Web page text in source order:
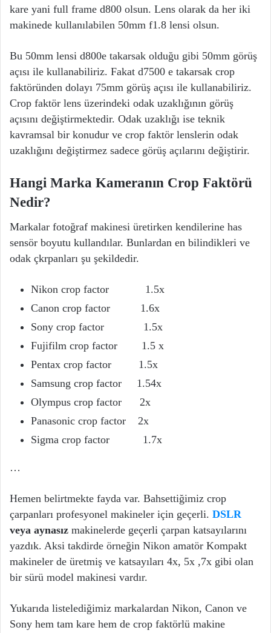
kare yani full frame d800 olsun. Lens olarak da her iki
makinede kullanılabilen 50mm f1.8 lensi olsun.
Bu 50mm lensi d800e takarsak olduğu gibi 50mm görüş
açısı ile kullanabiliriz. Fakat d7500 e takarsak crop
faktöründen dolayı 75mm görüş açısı ile kullanabiliriz.
Crop faktör lens üzerindeki odak uzaklığının görüş
açısını değiştirmektedir. Odak uzaklığı ise teknik
kavramsal bir konudur ve crop faktör lenslerin odak
uzaklığını değiştirmez sadece görüş açılarını değiştirir.
Hangi Marka Kameranın Crop Faktörü
Nedir?
Markalar fotoğraf makinesi üretirken kendilerine has
sensör boyutu kullandılar. Bunlardan en bilindikleri ve
odak çkrpanları şu şekildedir.
Nikon crop factor 1.5x
Canon crop factor 1.6x
Sony crop factor 1.5x
Fujifilm crop factor 1.5 x
Pentax crop factor 1.5x
Samsung crop factor 1.54x
Olympus crop factor 2x
Panasonic crop factor 2x
Sigma crop factor 1.7x
…
Hemen belirtmekte fayda var. Bahsettiğimiz crop
çarpanları profesyonel makineler için geçerli. DSLR
veya aynasız makinelerde geçerli çarpan katsayılarını
yazdık. Aksi takdirde örneğin Nikon amatör Kompakt
makineler de üretmiş ve katsayıları 4x, 5x ,7x gibi olan
bir sürü model makinesi vardır.
Yukarıda listelediğimiz markalardan Nikon, Canon ve
Sony hem tam kare hem de crop faktörlü makine